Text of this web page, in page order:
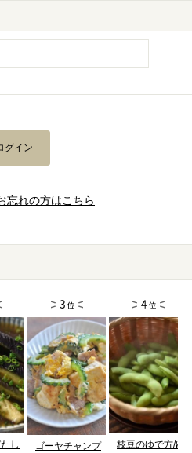
忘れの方はこちら
し
ゴーヤチャンプ
枝豆のゆで方/ゆ